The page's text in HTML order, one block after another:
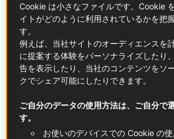
Cookie は小さなファイルです。Cookie
イトがどのように利用されているかを把
す。
例えば、当社サイトのオーディエンスを
に提案する体験をパーソナライズしたり
告を表示したり、当社のコンテンツをソ
クでシェア可能にしたりできます。
ご自分のデータの使用方法は、ご自分で
す。
お使いのデバイスでの Cookie の使